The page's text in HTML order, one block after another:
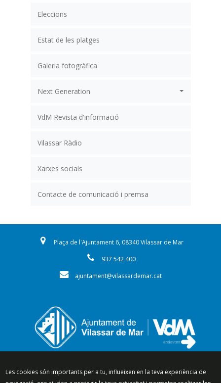
Eleccions
Estat de les platges
Galeria fotogràfica
Next Generation
VdM Revista d'informació
Vilassar Ràdio
Xarxes socials
Contacte de comunicació i premsa
Plaça de l'Ajuntament 6, 08340 Vilassar de Mar
937 542 400
ajuntament@vilassardemar.cat
Segueix-nos a:
Les cookies són importants per a tu, influeixen en la teva experiència de